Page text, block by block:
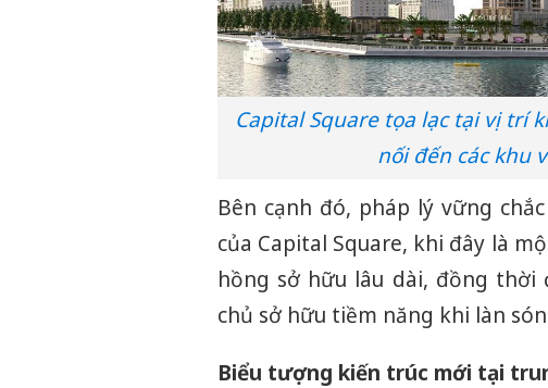
Capital Square tọa lạc tại vị trí
nối đến các khu
Bên cạnh đó, pháp lý vững
của Capital Square, khi đây là
hồng sở hữu lâu dài, đồng
chủ sở hữu tiềm năng khi làn
Biểu tượng kiến trúc mới tại